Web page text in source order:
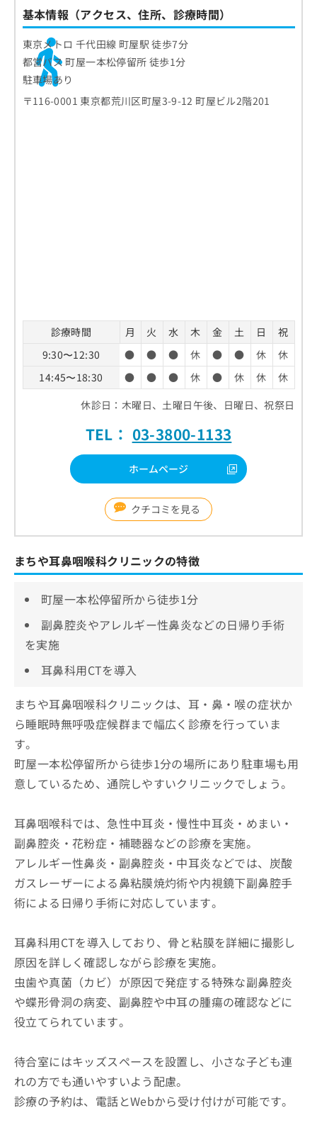
基本情報（アクセス、住所、診療時間）
東京メトロ 千代田線 町屋駅 徒歩7分
都営バス 町屋一本松停留所 徒歩1分
駐車場あり
〒116-0001 東京都荒川区町屋3-9-12 町屋ビル2階201
診療時間 月 火 水 木 金 土 日
祝
9:30〜12:30
● ● ● 休 ● ● 休
休
14:45〜18:30
● ● ● 休 ● 休 休
休
休診日：木曜日、土曜日午後、日曜日、祝祭日
TEL： 03-3800-1133
ホームページ
クチコミを見る
まちや耳鼻咽喉科クリニックの特徴
町屋一本松停留所から徒歩1分
副鼻腔炎やアレルギー性鼻炎などの日帰り手術
を実施
耳鼻科用CTを導入
まちや耳鼻咽喉科クリニックは、耳・鼻・喉の症状か
ら睡眠時無呼吸症候群まで幅広く診療を行っていま
す。
町屋一本松停留所から徒歩1分の場所にあり駐車場も用
意しているため、通院しやすいクリニックでしょう。
耳鼻咽喉科では、急性中耳炎・慢性中耳炎・めまい・
副鼻腔炎・花粉症・補聴器などの診療を実施。
アレルギー性鼻炎・副鼻腔炎・中耳炎などでは、炭酸
ガスレーザーによる鼻粘膜焼灼術や内視鏡下副鼻腔手
術による日帰り手術に対応しています。
耳鼻科用CTを導入しており、骨と粘膜を詳細に撮影し
原因を詳しく確認しながら診療を実施。
虫歯や真菌（カビ）が原因で発症する特殊な副鼻腔炎
や蝶形骨洞の病変、副鼻腔や中耳の腫瘍の確認などに
役立てられています。
待合室にはキッズスペースを設置し、小さな子ども連
れの方でも通いやすいよう配慮。
診療の予約は、電話とWebから受け付けが可能です。